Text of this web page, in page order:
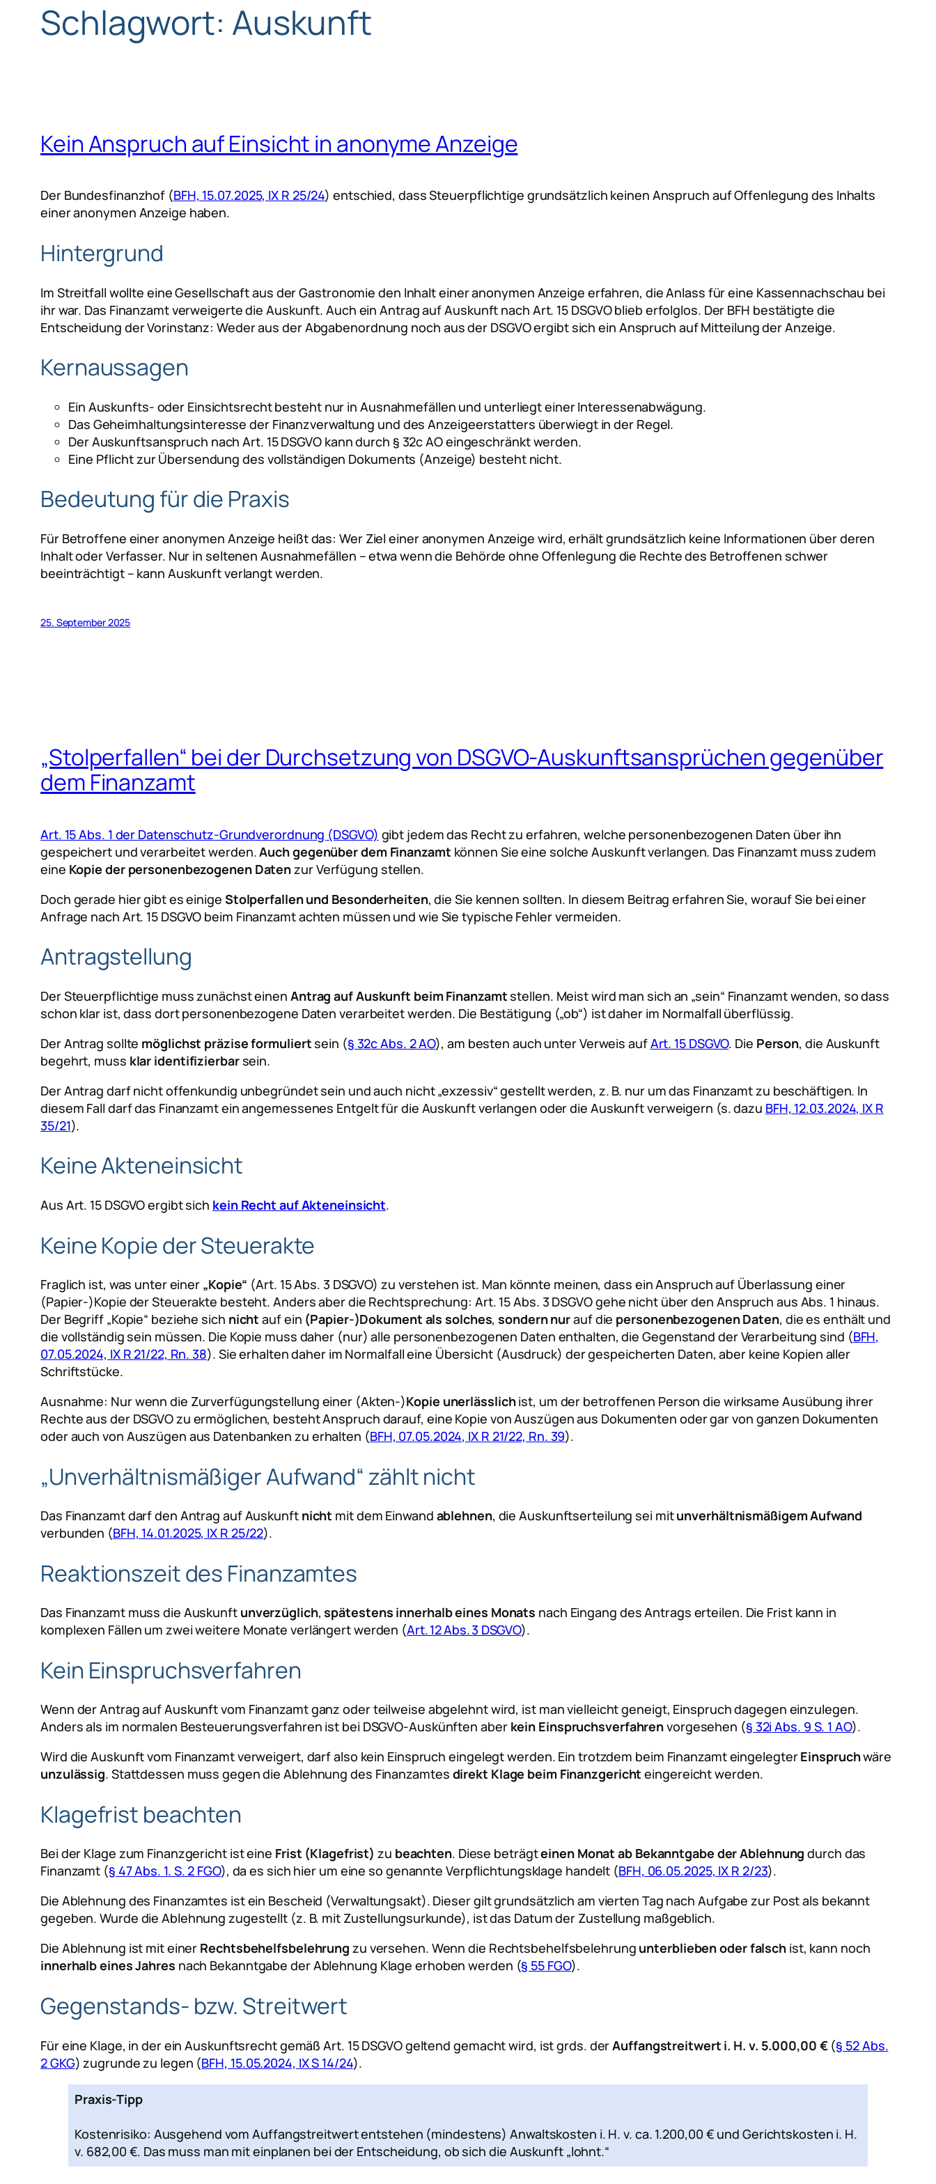
Schlagwort: Auskunft
Kein Anspruch auf Einsicht in anonyme Anzeige
Der Bundesfinanzhof (BFH, 15.07.2025, IX R 25/24) entschied, dass Steuerpflichtige grundsätzlich keinen Anspruch auf Offenlegung des Inhalts
einer anonymen Anzeige haben.
Hintergrund
Im Streitfall wollte eine Gesellschaft aus der Gastronomie den Inhalt einer anonymen Anzeige erfahren, die Anlass für eine Kassennachschau bei
ihr war. Das Finanzamt verweigerte die Auskunft. Auch ein Antrag auf Auskunft nach Art. 15 DSGVO blieb erfolglos. Der BFH bestätigte die
Entscheidung der Vorinstanz: Weder aus der Abgabenordnung noch aus der DSGVO ergibt sich ein Anspruch auf Mitteilung der Anzeige.
Kernaussagen
Ein Auskunfts- oder Einsichtsrecht besteht nur in Ausnahmefällen und unterliegt einer Interessenabwägung.
Das Geheimhaltungsinteresse der Finanzverwaltung und des Anzeigeerstatters überwiegt in der Regel.
Der Auskunftsanspruch nach Art. 15 DSGVO kann durch § 32c AO eingeschränkt werden.
Eine Pflicht zur Übersendung des vollständigen Dokuments (Anzeige) besteht nicht.
Bedeutung für die Praxis
Für Betroffene einer anonymen Anzeige heißt das: Wer Ziel einer anonymen Anzeige wird, erhält grundsätzlich keine Informationen über deren
Inhalt oder Verfasser. Nur in seltenen Ausnahmefällen – etwa wenn die Behörde ohne Offenlegung die Rechte des Betroffenen schwer
beeinträchtigt – kann Auskunft verlangt werden.
25. September 2025
„Stolperfallen“ bei der Durchsetzung von DSGVO-Auskunftsansprüchen gegenüber
dem Finanzamt
Art. 15 Abs. 1 der Datenschutz-Grundverordnung (DSGVO) gibt jedem das Recht zu erfahren, welche personenbezogenen Daten über ihn
gespeichert und verarbeitet werden.Auch gegenüber dem Finanzamt können Sie eine solche Auskunft verlangen. Das Finanzamt muss zudem
eine Kopie der personenbezogenen Datenzur Verfügung stellen.
Doch gerade hier gibt es einige Stolperfallen und Besonderheiten, die Sie kennen sollten. In diesem Beitrag erfahren Sie, worauf Sie bei einer
Anfrage nach Art. 15 DSGVO beim Finanzamt achten müssen und wie Sie typische Fehler vermeiden.
Antragstellung
Der Steuerpflichtige muss zunächst einen Antrag auf Auskunft beim Finanzamtstellen. Meist wird man sich an „sein“ Finanzamt wenden, so dass
schon klar ist, dass dort personenbezogene Daten verarbeitet werden. Die Bestätigung („ob“) ist daher im Normalfall überflüssig.
Der Antrag sollte möglichst präzise formuliertsein (§ 32c Abs. 2 AO), am besten auch unter Verweis aufArt. 15 DSGVO. Die Person, die Auskunft
begehrt, muss klar identifizierbarsein.
Der Antrag darf nicht offenkundig unbegründet sein und auch nicht „exzessiv“ gestellt werden, z. B. nur um das Finanzamt zu beschäftigen. In
diesem Fall darf das Finanzamt ein angemessenes Entgelt für die Auskunft verlangen oder die Auskunft verweigern (s. dazu BFH, 12.03.2024, IX R
35/21).
Keine Akteneinsicht
Aus Art. 15 DSGVO ergibt sich kein Recht auf Akteneinsicht.
Keine Kopie der Steuerakte
Fraglich ist, was unter einer „Kopie“ (Art. 15 Abs. 3 DSGVO) zu verstehen ist. Man könnte meinen, dass ein Anspruch auf Überlassung einer
(Papier-)Kopie der Steuerakte besteht. Anders aber die Rechtsprechung: Art. 15 Abs. 3 DSGVO gehe nicht über den Anspruch aus Abs. 1 hinaus.
Der Begriff „Kopie“ beziehe sich nicht auf ein (Papier-)Dokument als solches,sondern nurauf die personenbezogenen Daten, die es enthält und
die vollständig sein müssen. Die Kopie muss daher (nur) alle personenbezogenen Daten enthalten, die Gegenstand der Verarbeitung sind (BFH,
07.05.2024, IX R 21/22, Rn. 38). Sie erhalten daher im Normalfall eine Übersicht (Ausdruck) der gespeicherten Daten, aber keine Kopien aller
Schriftstücke.
Ausnahme: Nur wenn die Zurverfügungstellung einer (Akten-)Kopie unerlässlichist, um der betroffenen Person die wirksame Ausübung ihrer
Rechte aus der DSGVO zu ermöglichen, besteht Anspruch darauf, eine Kopie von Auszügen aus Dokumenten oder gar von ganzen Dokumenten
oder auch von Auszügen aus Datenbanken zu erhalten (BFH, 07.05.2024, IX R 21/22, Rn. 39).
„Unverhältnismäßiger Aufwand“ zählt nicht
Das Finanzamt darf den Antrag auf Auskunft nicht mit dem Einwand ablehnen, die Auskunftserteilung sei mitunverhältnismäßigem Aufwand
verbunden (BFH, 14.01.2025, IX R 25/22).
Reaktionszeit des Finanzamtes
Das Finanzamt muss die Auskunft unverzüglich,spätestens innerhalb eines Monats nach Eingang des Antrags erteilen. Die Frist kann in
komplexen Fällen um zwei weitere Monate verlängert werden (Art. 12 Abs. 3 DSGVO).
Kein Einspruchsverfahren
Wenn der Antrag auf Auskunft vom Finanzamt ganz oder teilweise abgelehnt wird, ist man vielleicht geneigt, Einspruch dagegen einzulegen.
Anders als im normalen Besteuerungsverfahren ist bei DSGVO-Auskünften aber kein Einspruchsverfahrenvorgesehen (§ 32i Abs. 9 S. 1 AO).
Wird die Auskunft vom Finanzamt verweigert, darf also kein Einspruch eingelegt werden. Ein trotzdem beim Finanzamt eingelegterEinspruchwäre
unzulässig. Stattdessen muss gegen die Ablehnung des Finanzamtes direkt Klage beim Finanzgericht eingereicht werden.
Klagefrist beachten
Bei der Klage zum Finanzgericht ist eine Frist (Klagefrist)zu beachten. Diese beträgteinen Monat ab Bekanntgabe der Ablehnung durch das
Finanzamt (§ 47 Abs. 1. S. 2 FGO), da es sich hier um eine so genannte Verpflichtungsklage handelt (BFH, 06.05.2025, IX R 2/23).
Die Ablehnung des Finanzamtes ist ein Bescheid (Verwaltungsakt). Dieser gilt grundsätzlich am vierten Tag nach Aufgabe zur Post als bekannt
gegeben. Wurde die Ablehnung zugestellt (z. B. mit Zustellungsurkunde), ist das Datum der Zustellung maßgeblich.
Die Ablehnung ist mit einer Rechtsbehelfsbelehrung zu versehen. Wenn die Rechtsbehelfsbelehrung unterblieben oder falsch ist, kann noch
innerhalb eines Jahres nach Bekanntgabe der Ablehnung Klage erhoben werden (§ 55 FGO).
Gegenstands- bzw. Streitwert
Für eine Klage, in der ein Auskunftsrecht gemäß Art. 15 DSGVO geltend gemacht wird, ist grds. derAuffangstreitwert i. H. v. 5.000,00 €(§ 52 Abs.
2 GKG) zugrunde zu legen (BFH, 15.05.2024, IX S 14/24).
Praxis-Tipp
Kostenrisiko: Ausgehend vom Auffangstreitwert entstehen (mindestens) Anwaltskosten i. H. v. ca. 1.200,00 € und Gerichtskosten i. H.
v. 682,00 €. Das muss man mit einplanen bei der Entscheidung, ob sich die Auskunft „lohnt.“